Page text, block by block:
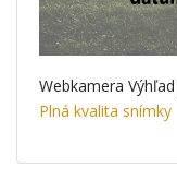
Webkamera
Plná kvalita snímky